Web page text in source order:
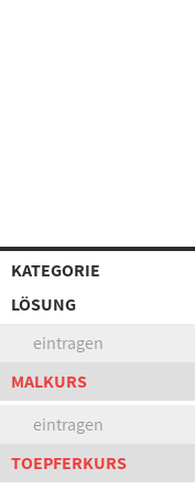
KATEGORIE
LÖSUNG
eintragen
MALKURS
eintragen
TOEPFERKURS